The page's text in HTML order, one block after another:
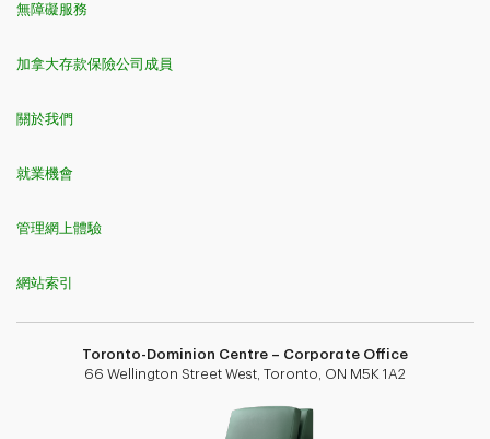
無障礙服務
加拿大存款保險公司成員
關於我們
就業機會
管理網上體驗
網站索引
Toronto-Dominion Centre – Corporate Office
66 Wellington Street West, Toronto, ON M5K 1A2